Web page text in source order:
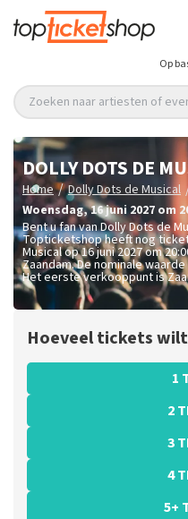
Op
Zoeken naar artiesten of
DOLLY DOTS DE
Home / Dolly Dots de Musical
woensdag,16 juni 2027 om
Bent u fan van Dolly Dots de
Topticketshop heeft nog
Musical op 16 juni 2027 om
Zaandam. De nominale
Het eerste verkooppunt is
Hoeveel tickets
1
2
3
4
5+